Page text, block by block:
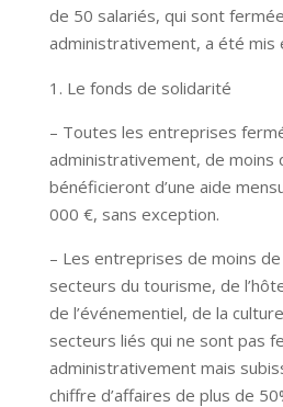
de 50 salariés, qui sont
administrativement, a été mis
Le fonds de solidarité
– Toutes les entreprises
administrativement, de moins
bénéficieront d’une aide
000 €, sans exception.
– Les entreprises de moins
secteurs du tourisme, de
de l’événementiel, de la
secteurs liés qui ne sont pas
administrativement mais
chiffre d’affaires de plus de